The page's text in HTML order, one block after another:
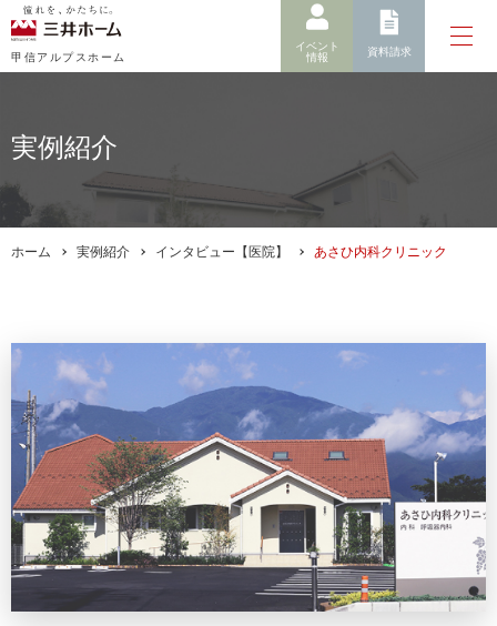
甲信アルプスホーム
イベント
情報
資料請求
実例紹介
ホーム 実例紹介 インタビュー【医院】 あさひ内科クリニック